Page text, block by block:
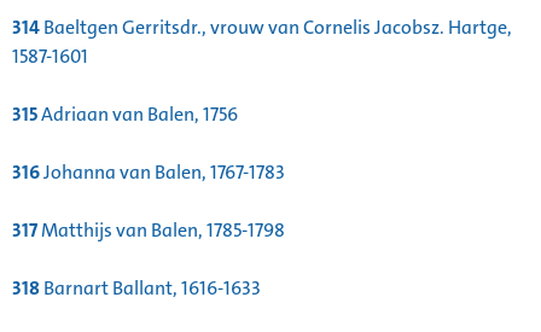
314Baeltgen Gerritsdr., vrouw van Cornelis Jacobsz. Hartge,
1587-1601
315Adriaan van Balen, 1756
316Johanna van Balen, 1767-1783
317Matthijs van Balen, 1785-1798
318Barnart Ballant, 1616-1633